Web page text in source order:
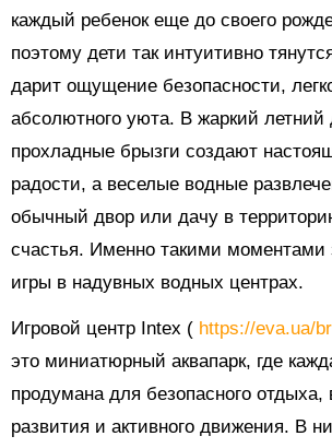
каждый ребенок еще до своего
поэтому дети так интуитивно
дарит ощущение безопасности,
абсолютного уюта. В жаркий летний
прохладные брызги создают
радости, а веселые водные
обычный двор или дачу в
счастья. Именно такими моментами
игры в надувных водных центрах.
Игровой центр Intex ( https://eva.ua/
это миниатюрный аквапарк, где
продумана для безопасного отдыха,
развития и активного движения. В